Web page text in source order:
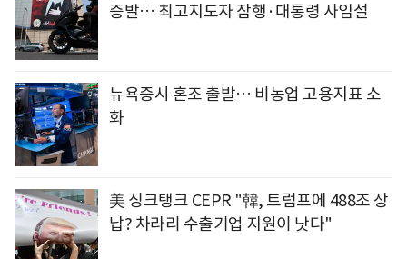
증발… 최고지도자 잠행·대통령 사임설
뉴욕증시 혼조 출발… 비농업 고용지표 소
화
美 싱크탱크 CEPR "韓, 트럼프에 488조 상
납? 차라리 수출기업 지원이 낫다"